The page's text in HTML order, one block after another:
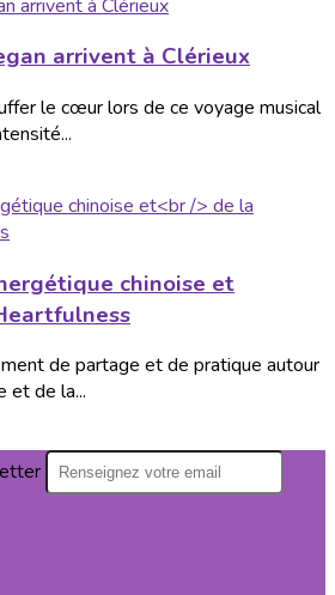
arrivent à Clérieux
le cœur lors de ce voyage musical
chinoise et
de partage et de pratique autour
et de la...